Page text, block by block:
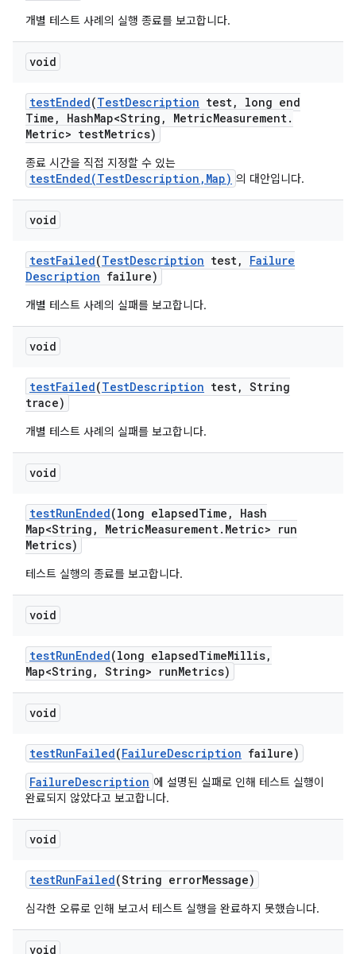
개별 테스트 사례의 실행 종료를 보고합니다.
void
testEnded(TestDescription test,
long end
Time , HashMap<String , MetricMeasurement.
Metric> testMetrics)
종료 시간을 직접 지정할 수 있는
testEnded(TestDescription,Map) 의 대안입니다.
void
testFailed(TestDescription test,
Failure
Description failure)
개별 테스트 사례의 실패를 보고합니다.
void
testFailed(TestDescription test, String
trace)
개별 테스트 사례의 실패를 보고합니다.
void
testRunEnded(long elapsedTime ,
Hash
Map<String , MetricMeasurement. Metric> run
Metrics)
테스트 실행의 종료를 보고합니다.
void
testRunEnded(long elapsedTimeMillis,
Map<String , String> runMetrics)
void
testRunFailed(FailureDescription failure)
FailureDescription 에 설명된 실패로 인해 테스트 실행이
완료되지 않았다고 보고합니다.
void
testRunFailed(String errorMessage)
심각한 오류로 인해 보고서 테스트 실행을 완료하지 못했습니다.
void